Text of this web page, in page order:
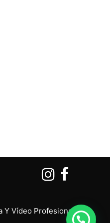
Y Vídeo Profesional